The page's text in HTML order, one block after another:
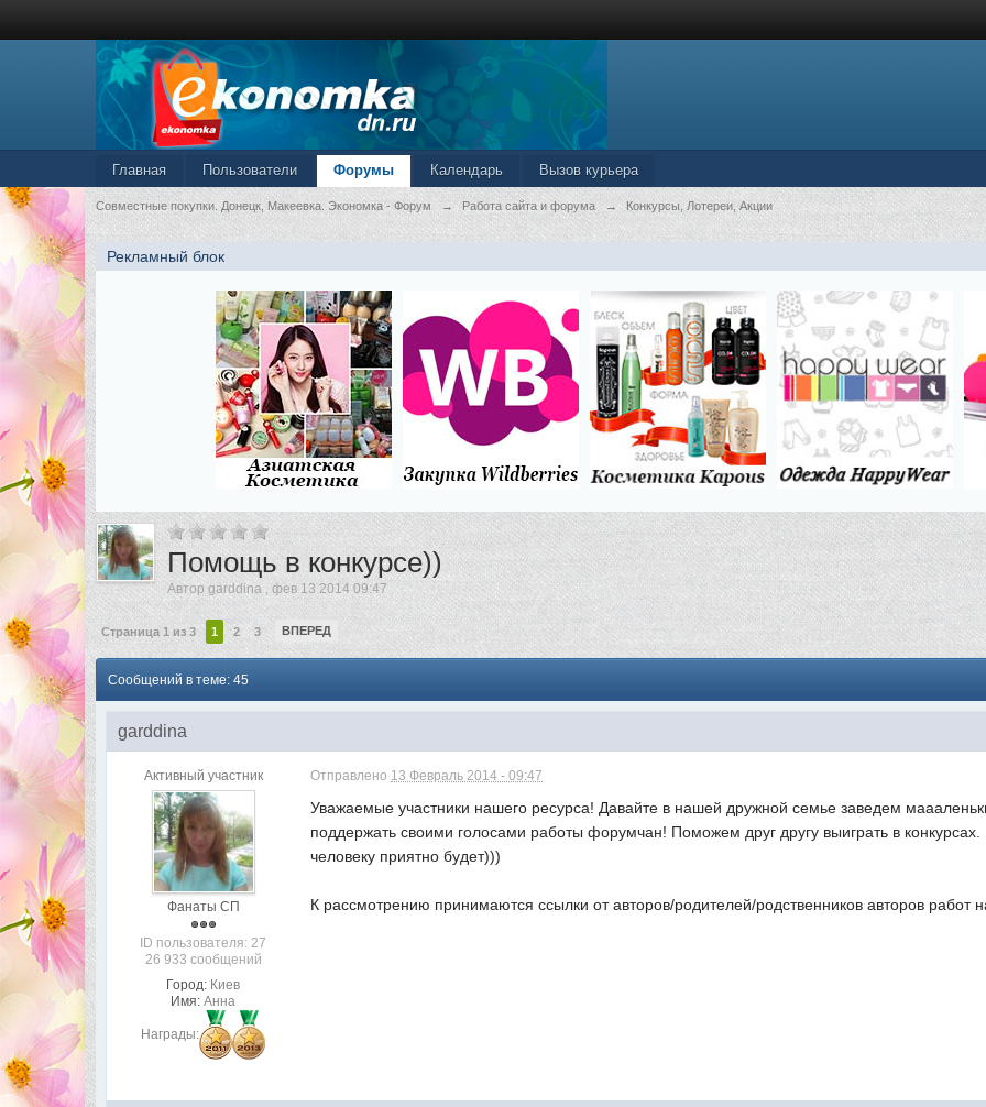
Главная Вызов курьера
Пользователи Форумы Календарь
Совместные покупки. Донецк, Макеевка. Экономка - Форум → Работа сайта и форума → Конкурсы, Лотереи, Акции
Рекламный блок
Помощь в конкурсе))
Авторgarddina ,фев 13 2014 09:47
Страница 1 из 3 1 2 3 ВПЕРЕД
Сообщений в теме: 45
garddina
Активный участник
Фанаты СП
ID пользователя: 27
26 933 сообщений
Город: Киев
Имя: Анна
Награды:
Отправлено 13 Февраль 2014 - 09:47
Уважаемые участники нашего ресурса! Давайте в нашей дружной семье заведем
поддержать своими голосами работы форумчан! Поможем друг другу выиграть в
человеку приятно будет)))
К рассмотрению принимаются ссылки от авторов/родителей/родственников авторов работ